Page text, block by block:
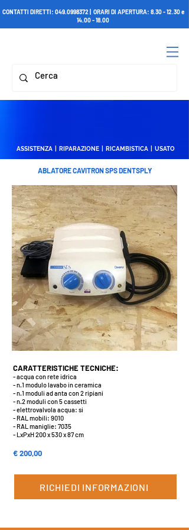
CONTATTI DIRETTI: 049.0998372 | ORARI DI APERTURA: 8.30 - 12.30e
14.00 - 18.00
ASSISTENZA | RIPARAZIONE | RICAMBISTICA | USATO
ABLATORE CAVITRON SPS DENTSPLY
CARATTERISTICHE TECNICHE:
- acqua con rete idrica
- n.1 modulo lavabo in ceramica
- n.1 moduli ad anta con 2 ripiani
- n.2 moduli con 5 cassetti
- elettrovalvola acqua: si
- RAL mobili: 9010
- RAL maniglie: 7035
- LxPxH 200 x 530 x 87 cm
€ 200,00
RICHIEDI INFORMAZIONI